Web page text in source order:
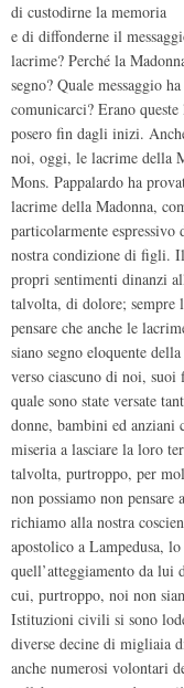
di custodirne la memoria
e di diffonderne il
lacrime? Perché la
segno? Quale messaggio
comunicarci? Erano
posero fin dagli inizi.
noi, oggi, le lacrime della
Mons. Pappalardo ha
lacrime della Madonna,
particolarmente espressivo
nostra condizione di figli.
propri sentimenti dinanzi
talvolta, di dolore; sempre
pensare che anche le
siano segno eloquente
verso ciascuno di noi,
quale sono state versate
donne, bambini ed anziani
miseria a lasciare la loro
talvolta, purtroppo, per
non possiamo non
richiamo alla nostra
apostolico a Lampedusa,
quell’atteggiamento da lui
cui, purtroppo, noi non
Istituzioni civili si sono
diverse decine di migliaia
anche numerosi volontari